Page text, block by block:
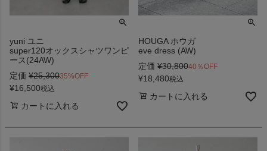
yuni ユニ
super120オックスシャツワンピ
ース(24AW)
定価 ¥25,30035%OFF
¥16,500税込
カートに入れる
HOUGA ホウガ
eve dress (AW)
定価 ¥30,80040％OFF
¥18,480税込
カートに入れる